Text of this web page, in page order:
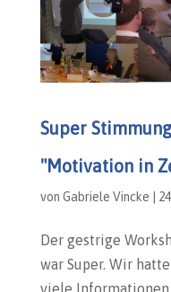
Super
"Motivation in
von Gabriele Vincke
Der gestrige
war Super. Wir
viele Informationen